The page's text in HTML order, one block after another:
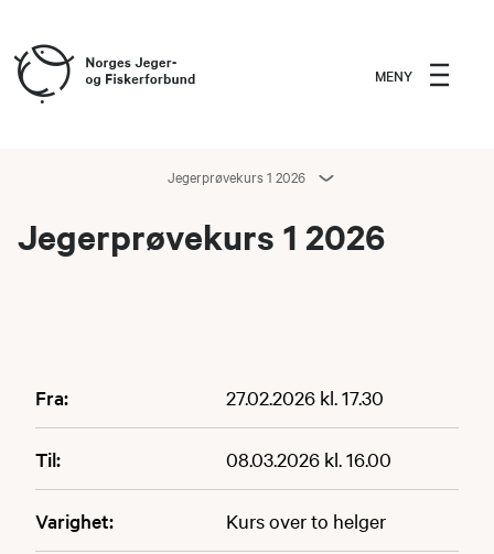
MENY
Jegerprøvekurs 1 2026
Jegerprøvekurs 1 2026
Fra: 27.02.2026 kl. 17.30
Til: 08.03.2026 kl. 16.00
Varighet: Kurs over to helger